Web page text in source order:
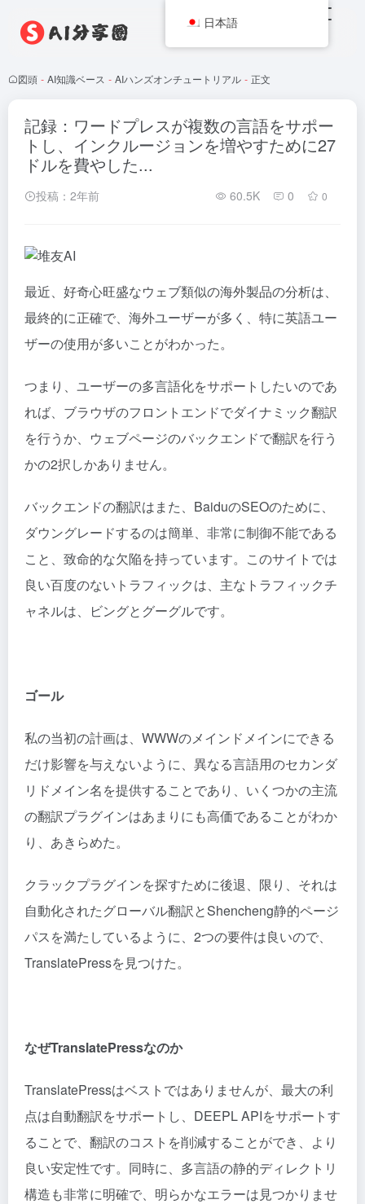
図頭 - AI知識ベース - AIハンズオンチュートリアル - 正文
記録：ワードプレスが複数の言語をサポー
トし、インクルージョンを増やすために27
ドルを費やした...
投稿：2年前 60.5K 0 0
最近、好奇心旺盛なウェブ類似の海外製品の分析は、
最終的に正確で、海外ユーザーが多く、特に英語ユー
ザーの使用が多いことがわかった。
つまり、ユーザーの多言語化をサポートしたいのであ
れば、ブラウザのフロントエンドでダイナミック翻訳
を行うか、ウェブページのバックエンドで翻訳を行う
かの2択しかありません。
バックエンドの翻訳はまた、BaiduのSEOのために、
ダウングレードするのは簡単、非常に制御不能である
こと、致命的な欠陥を持っています。このサイトでは
良い百度のないトラフィックは、主なトラフィックチ
ャネルは、ビングとグーグルです。
ゴール
私の当初の計画は、WWWのメインドメインにできる
だけ影響を与えないように、異なる言語用のセカンダ
リドメイン名を提供することであり、いくつかの主流
の翻訳プラグインはあまりにも高価であることがわか
り、あきらめた。
クラックプラグインを探すために後退、限り、それは
自動化されたグローバル翻訳とShencheng静的ページ
パスを満たしているように、2つの要件は良いので、
TranslatePressを見つけた。
なぜTranslatePressなのか
TranslatePressはベストではありませんが、最大の利
点は自動翻訳をサポートし、DEEPL APIをサポートす
ることで、翻訳のコストを削減することができ、より
良い安定性です。同時に、多言語の静的ディレクトリ
構造も非常に明確で、明らかなエラーは見つかりませ
日本語